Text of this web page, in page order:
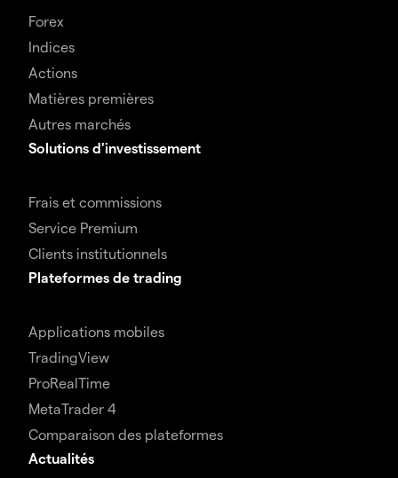
Forex
Indices
Actions
Matières premières
Autres marchés
Solutions d'investissement
Frais et commissions
Service Premium
Clients institutionnels
Plateformes de trading
Applications mobiles
TradingView
ProRealTime
MetaTrader 4
Comparaison des plateformes
Actualités